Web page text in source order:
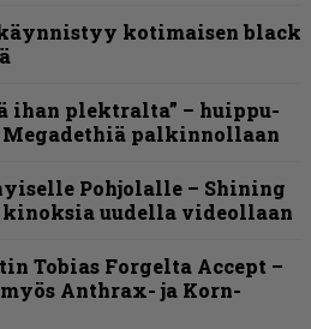
kotimaisen black
plektralta” – huippu-
palkinnollaan
Pohjolalle – Shining
uudella videollaan
Tobias Forgelta Accept –
Anthrax- ja Korn-